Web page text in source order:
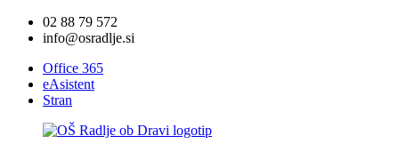
02 88 79 572
info@osradlje.si
Office 365
eAsistent
Stran